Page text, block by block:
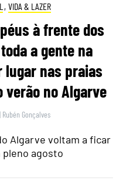
, VIDA & LAZER
à frente dos
a gente na
lugar nas praias
no Algarve
| Rubén Gonçalves
Algarve voltam a ficar
pleno agosto